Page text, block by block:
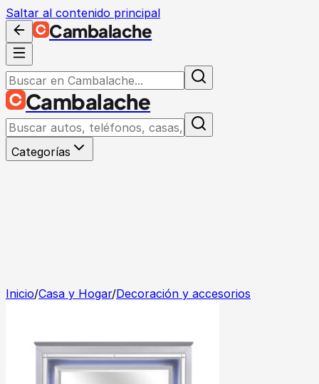
Saltar al contenido principal
Cambalache
Cambalache
Categorías
Inicio/Casa y Hogar/Decoración y accesorios